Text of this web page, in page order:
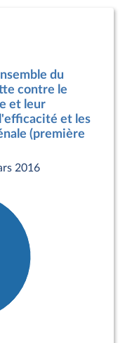
du
contre le
et leur
et les
(première
2016